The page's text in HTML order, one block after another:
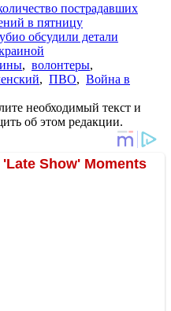
пострадавших
в пятницу
обсудили детали
, волонтеры,
, ПВО, Война в
необходимый текст и
об этом редакции.